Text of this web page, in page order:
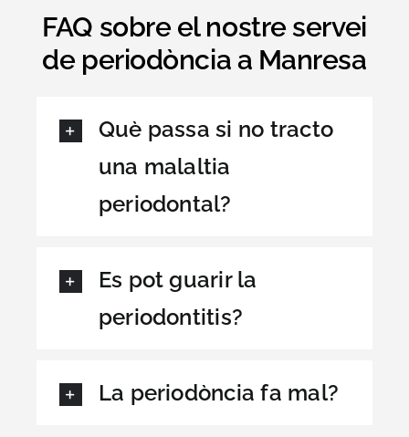
FAQ sobre el nostre servei
de periodòncia a Manresa
Què passa si no tracto
una malaltia
periodontal?
Es pot guarir la
periodontitis?
La periodòncia fa mal?